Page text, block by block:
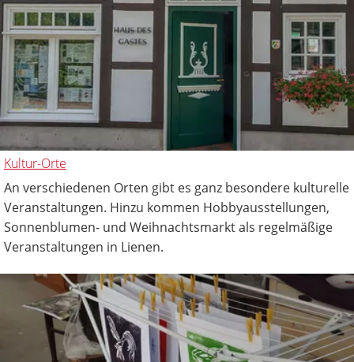
Kultur-Orte
An verschiedenen Orten gibt es ganz besondere kulturelle
Veranstaltungen. Hinzu kommen Hobbyausstellungen,
Sonnenblumen- und Weihnachtsmarkt als regelmäßige
Veranstaltungen in Lienen.